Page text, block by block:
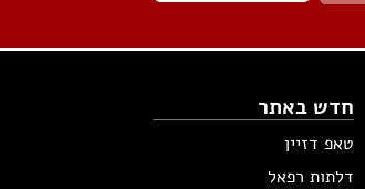
חדש באתר
טאפ דזיין
דלתות רפאל